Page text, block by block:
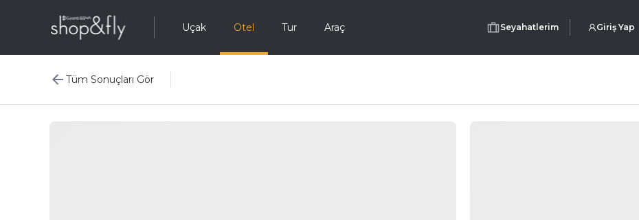
Uçak Otel Tur Araç Seyahatlerim Giriş Yap
Tüm Sonuçları Gör